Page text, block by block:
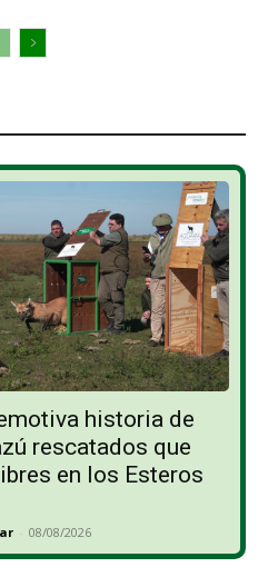
historia de
rescatados que
en los Esteros
- 08/08/2026